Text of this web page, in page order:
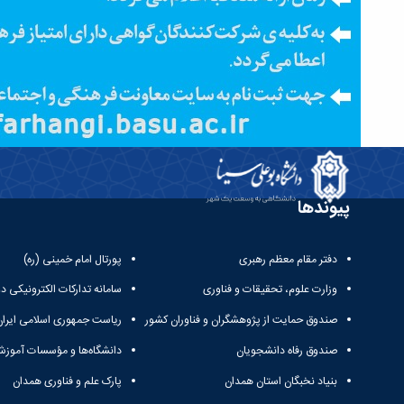
پیوندها
دفتر مقام معظم رهبری
وزارت علوم، تحقیقات و فناوری
صندوق حمایت از پژوهشگران و فناوران کشور
صندوق رفاه دانشجویان
بنیاد نخبگان استان همدان
پورتال امام خمینی (ره)
سامانه تدارکات الکترونیکی
ریاست جمهوری اسلامی
دانشگاه‌ها و مؤسسات
پارک علم و فناوری همدان